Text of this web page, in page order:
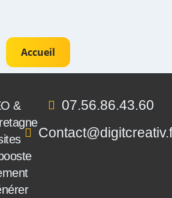
Accueil
&
07.56.86.43.60